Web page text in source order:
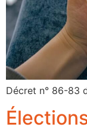
Décret n° 86-83